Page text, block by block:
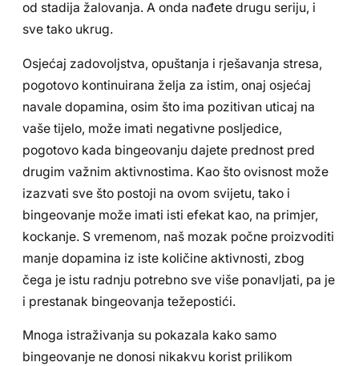
od stadija žalovanja. A onda nađete drugu seriju, i
sve tako ukrug.
Osjećaj zadovoljstva, opuštanja i rješavanja stresa,
pogotovo kontinuirana želja za istim, onaj osjećaj
navale dopamina, osim što ima pozitivan uticaj na
vaše tijelo, može imati negativne posljedice,
pogotovo kada bingeovanju dajete prednost pred
drugim važnim aktivnostima. Kao što ovisnost može
izazvati sve što postoji na ovom svijetu, tako i
bingeovanje može imati isti efekat kao, na primjer,
kockanje. S vremenom, naš mozak počne proizvoditi
manje dopamina iz iste količine aktivnosti, zbog
čega je istu radnju potrebno sve više ponavljati, pa je
i prestanak bingeovanja težepostići.
Mnoga istraživanja su pokazala kako samo
bingeovanje ne donosi nikakvu korist prilikom